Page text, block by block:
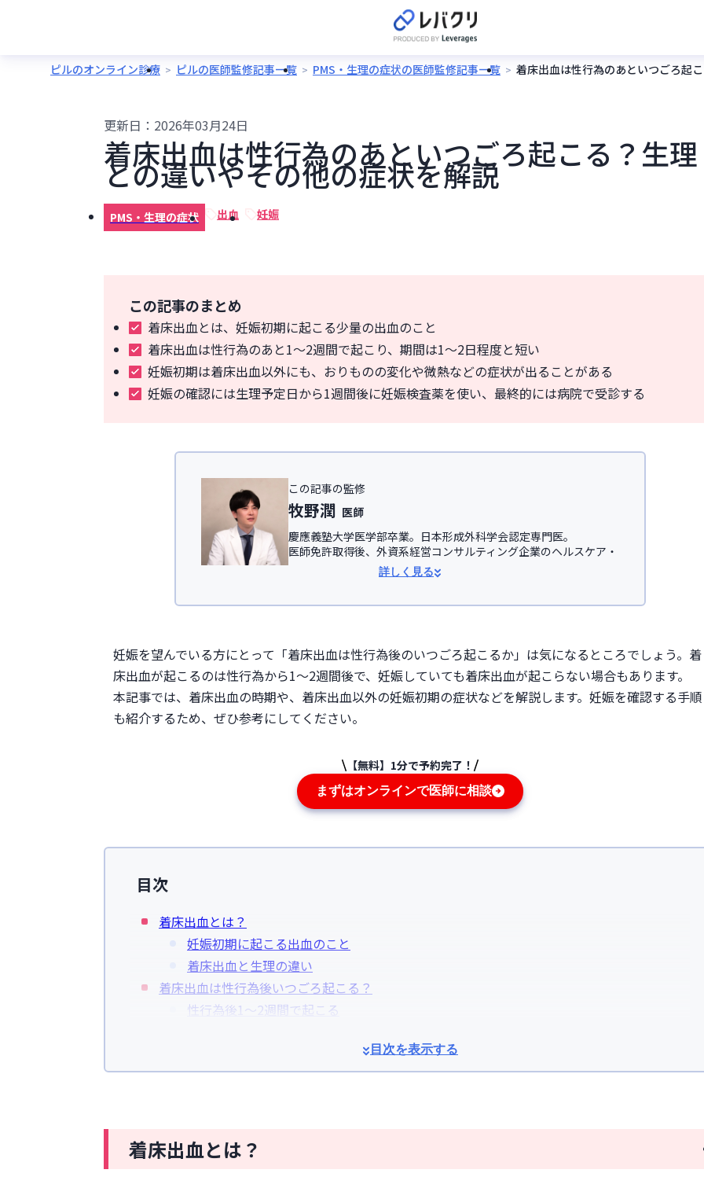
ピルのオンライン診療 ピルの医師監修記事一覧 PMS・生理の症状の医師監修記事一覧 着床出血は性行為のあといつごろ起
更新日： 2026年03月24日
着床出血は性行為のあといつごろ起こる？生理
との違いやその他の症状を解説
PMS・生理の症状 出血 妊娠
この記事のまとめ
着床出血とは、妊娠初期に起こる少量の出血のこと
着床出血は性行為のあと1～2週間で起こり、期間は1〜2日程度と短い
妊娠初期は着床出血以外にも、おりものの変化や微熱などの症状が出ることがある
妊娠の確認には生理予定日から1週間後に妊娠検査薬を使い、最終的には病院で受診する
この記事の監修
牧野潤 医師
慶應義塾大学医学部卒業。日本形成外科学会認定専門医。
医師免許取得後、外資系経営コンサルティング企業のヘルスケア・
慶應義塾大学医学部助教を経て、美容医療を主とした
日本美容外科学会(JSAPS)
※この記事は産婦人科専門医と共同で監修を行いました
詳しく見る
妊娠を望んでいる方にとって「着床出血は性行為後のいつごろ起こるか」は気になるところでしょう。着
床出血が起こるのは性行為から1〜2週間後で、妊娠していても着床出血が起こらない場合もあります。
本記事では、着床出血の時期や、着床出血以外の妊娠初期の症状などを解説します。妊娠を確認する手順
も紹介するため、ぜひ参考にしてください。
【無料】1分で予約完了！
まずはオンラインで医師に相談
目次
目次を表示する
着床出血とは？
妊娠初期に起こる出血のこと
着床出血と生理の違い
着床出血は性行為後いつごろ起こる？
性行為後1～2週間で起こる
おりものが変化する
生理痛に似た腹痛・違和感がある
その他の症状
着床出血とは？